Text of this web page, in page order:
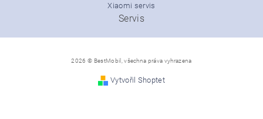
Xiaomi servis
Servis
2026 © BestMobil, všechna práva vyhrazena
Vytvořil Shoptet